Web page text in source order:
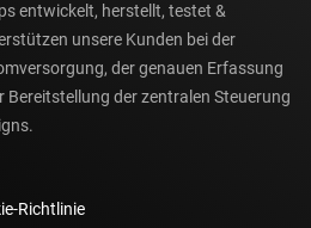
entwickelt, herstellt, testet &
unsere Kunden bei der
der genauen Erfassung
Bereitstellung der zentralen Steuerung
Richtlinie